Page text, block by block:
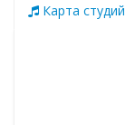
Карта студий